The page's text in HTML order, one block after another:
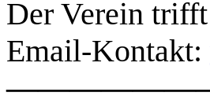
Der Verein
Email-Kontakt: